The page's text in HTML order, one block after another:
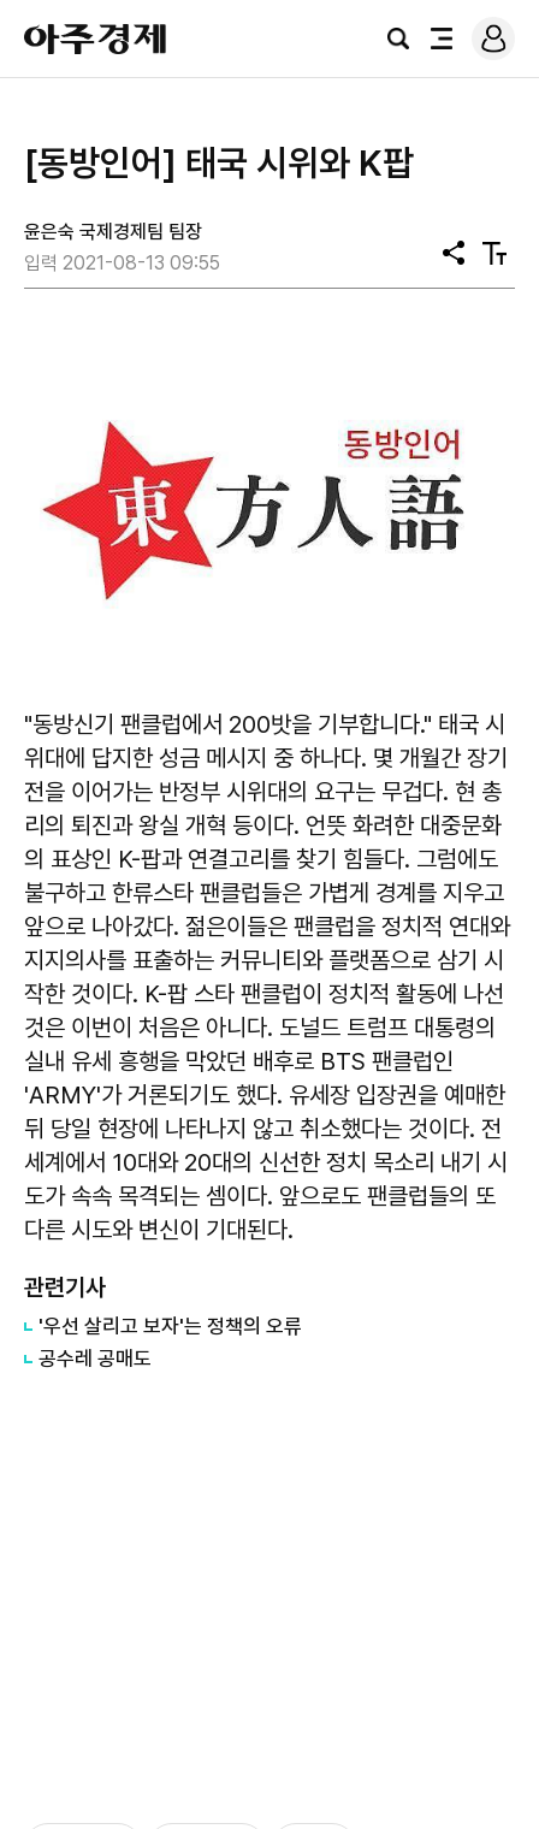
아
주
경
검
전
로
그
[동방인어] 태국 시위와 K팝
윤은숙 국제경제팀 팀장
입력 2021-08-13 09:55
공
유
텍
스
"동방신기 팬클럽에서 200밧을 기부합니다." 태국 시
위대에 답지한 성금 메시지 중 하나다. 몇 개월간 장기
전을 이어가는 반정부 시위대의 요구는 무겁다. 현 총
리의 퇴진과 왕실 개혁 등이다. 언뜻 화려한 대중문화
의 표상인 K-팝과 연결고리를 찾기 힘들다. 그럼에도
불구하고 한류스타 팬클럽들은 가볍게 경계를 지우고
앞으로 나아갔다. 젊은이들은 팬클럽을 정치적 연대와
지지의사를 표출하는 커뮤니티와 플랫폼으로 삼기 시
작한 것이다. K-팝 스타 팬클럽이 정치적 활동에 나선
것은 이번이 처음은 아니다. 도널드 트럼프 대통령의
실내 유세 흥행을 막았던 배후로 BTS 팬클럽인
'ARMY'가 거론되기도 했다. 유세장 입장권을 예매한
뒤 당일 현장에 나타나지 않고 취소했다는 것이다. 전
세계에서 10대와 20대의 신선한 정치 목소리 내기 시
도가 속속 목격되는 셈이다. 앞으로도 팬클럽들의 또
다른 시도와 변신이 기대된다.
관련기사
​'우선 살리고 보자'는 정책의 오류
공수레 공매도